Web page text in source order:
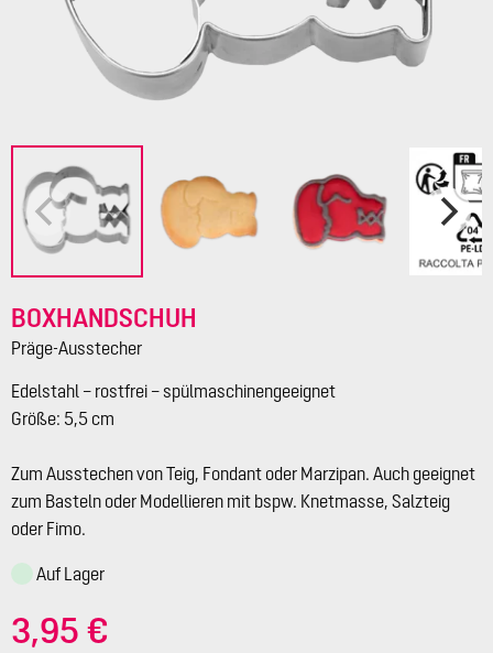
BOXHANDSCHUH
Präge-Ausstecher
Edelstahl – rostfrei – spülmaschinengeeignet
Größe: 5,5 cm
Zum Ausstechen von Teig, Fondant oder Marzipan. Auch geeignet
zum Basteln oder Modellieren mit bspw. Knetmasse, Salzteig
oder Fimo.
Auf Lager
3,95 €